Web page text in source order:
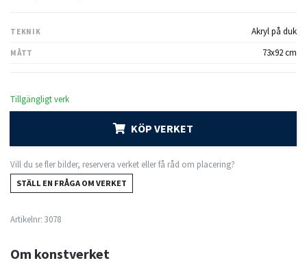
TEKNIK Akryl på duk
MÅTT 73x92 cm
Tillgängligt verk
KÖP VERKET
Vill du se fler bilder, reservera verket eller få råd om placering?
STÄLL EN FRÅGA OM VERKET
Artikelnr: 3078
Om konstverket